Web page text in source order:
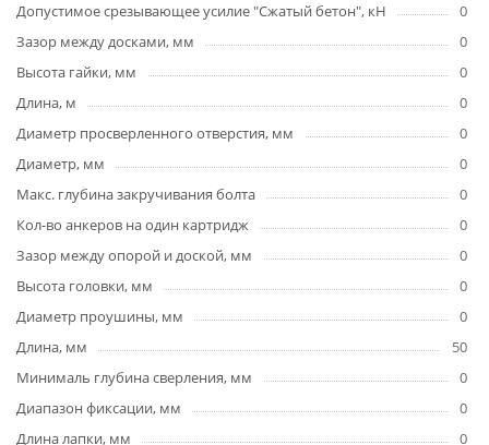
Допустимое срезывающее усилие "Сжатый бетон", кН
0
Зазор между досками, мм
0
Высота гайки, мм
0
Длина, м
0
Диаметр просверленного отверстия, мм
0
Диаметр, мм
0
Макс. глубина закручивания болта
0
Кол-во анкеров на один картридж
0
Зазор между опорой и доской, мм
0
Высота головки, мм
0
Диаметр проушины, мм
0
Длина, мм
50
Минималь глубина сверления, мм
0
Диапазон фиксации, мм
0
Длина лапки, мм
0